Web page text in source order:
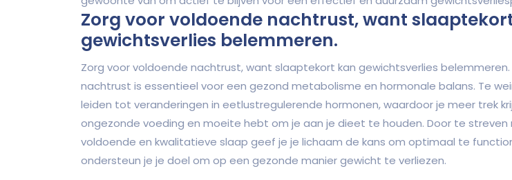
Zorg voor voldoende nachtrust, want
gewichtsverlies belemmeren.
Zorg voor voldoende nachtrust, want slaaptekort kan gewichtsverlies belemmeren.
nachtrust is essentieel voor een gezond metabolisme en hormonale balans. Te
leiden tot veranderingen in eetlustregulerende hormonen, waardoor je meer trek
ongezonde voeding en moeite hebt om je aan je dieet te houden. Door te streven
voldoende en kwalitatieve slaap geef je je lichaam de kans om optimaal te
ondersteun je je doel om op een gezonde manier gewicht te verliezen.